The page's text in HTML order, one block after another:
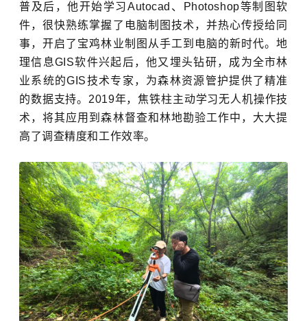
普及后，他开始学习Autocad、Photoshop等制图软
件，很快熟练掌握了电脑制图技术，并热心传授给同
事，开启了宝鸡林业制图从手工到电脑的新时代。地
理信息GIS软件兴起后，他又埋头钻研，成为全市林
业系统的GIS技术专家，为森林资源管护提供了精准
的数据支持。2019年，焦铁柱主动学习无人机操作技
术，将其应用到森林督查和林地勘验工作中，大大提
高了调查精度和工作效率。